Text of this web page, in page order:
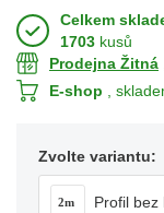
Celkem
1703 kusů
Prodejna Žitná
E-shop ,
Zvolte variantu:
2m Profil bez